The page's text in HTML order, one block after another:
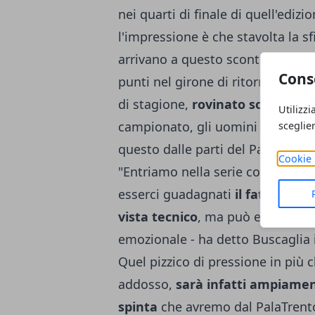
Cookie
nei quarti di finale di
l'impressione è che stavolta la
arrivano a questo scontro in
punti nel girone di ritorno, ma
di stagione, rovinato solo dal
campionato, gli uomini di
questo dalle parti del
"Entriamo nella serie con
esserci guadagnati il fattore
vista tecnico, ma può esserci di
emozionale - ha detto
Quel pizzico di pressione in più
addosso, sarà infatti
spinta che avremo dal